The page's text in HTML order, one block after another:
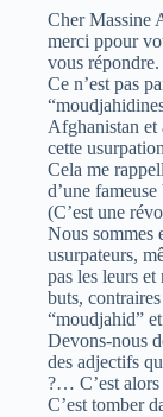
Cher Massine
merci ppour
vous répondre.
Ce n’est pas
Afghanistan et
cette
Cela me
d’une
(C’est une
Nous sommes
usurpateurs,
pas les leurs
buts,
“moudjahid”
Devons-nous
des adjectifs
?… C’est alors
C’est tomber